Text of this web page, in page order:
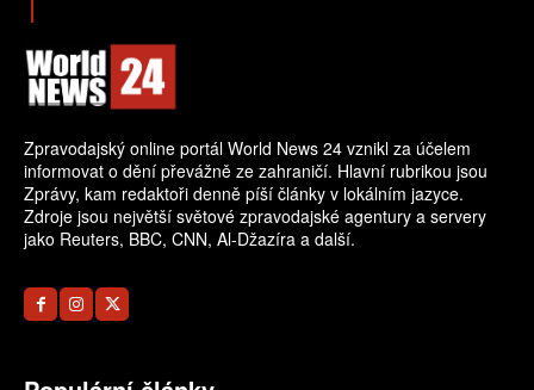
Zpravodajský online portál World News 24 vznikl za účelem
informovat o dění převážně ze zahraničí. Hlavní rubrikou jsou
Zprávy, kam redaktoři denně píší články v lokálním jazyce.
Zdroje jsou největší světové zpravodajské agentury a servery
jako Reuters, BBC, CNN, Al-Džazíra a další.